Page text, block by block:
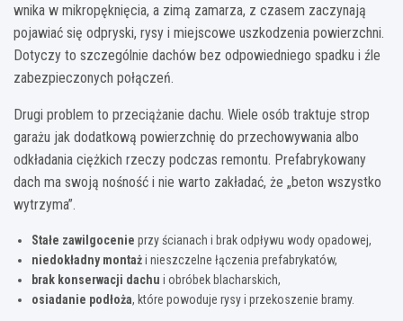
wnika w mikropęknięcia, a zimą zamarza, z czasem zaczynają
pojawiać się odpryski, rysy i miejscowe uszkodzenia powierzchni.
Dotyczy to szczególnie dachów bez odpowiedniego spadku i źle
zabezpieczonych połączeń.
Drugi problem to przeciążanie dachu. Wiele osób traktuje strop
garażu jak dodatkową powierzchnię do przechowywania albo
odkładania ciężkich rzeczy podczas remontu. Prefabrykowany
dach ma swoją nośność i nie warto zakładać, że „beton wszystko
wytrzyma”.
Stałe zawilgocenie przy ścianach i brak odpływu wody opadowej,
niedokładny montażi nieszczelne łączenia prefabrykatów,
brak konserwacji dachu i obróbek blacharskich,
osiadanie podłoża, które powoduje rysy i przekoszenie bramy.